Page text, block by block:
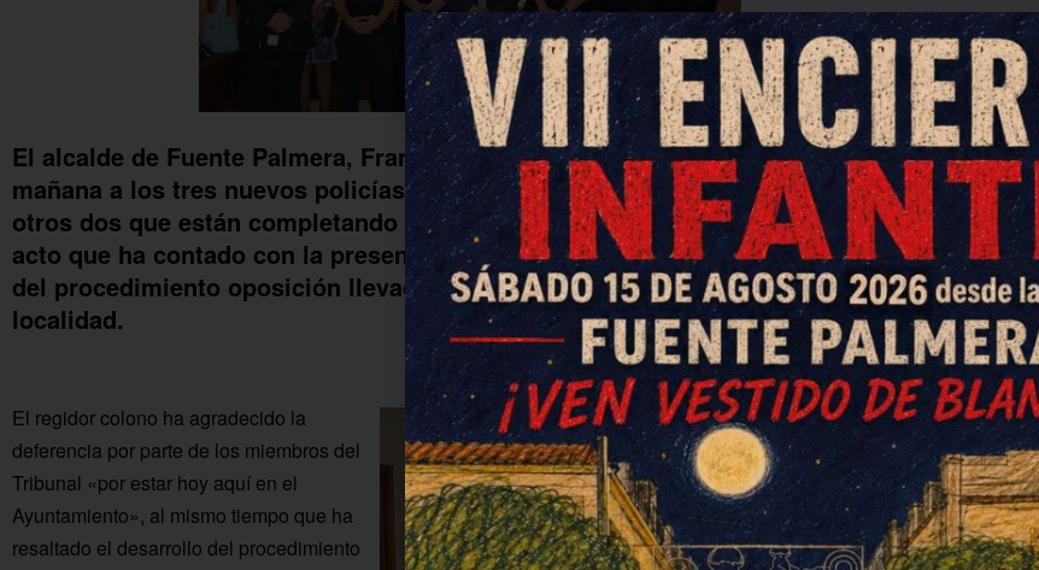
El alcalde de Fuente Palmera, Francisco Javier Ruiz, ha presentado esta
mañana a los tres nuevos policías locales -uno de ellos ya de servicio y los
otros dos que están completando su formación en la Academia de Ávila-, en un
acto que ha contado con la presencia de los miembros del Tribunal calificador
del procedimiento oposición llevado a cabo en los últimos meses en la
localidad.
El regidor colono ha agradecido la
deferencia por parte de los miembros del
Tribunal «por estar hoy aquí en el
Ayuntamiento», al mismo tiempo que ha
resaltado el desarrollo del procedimiento